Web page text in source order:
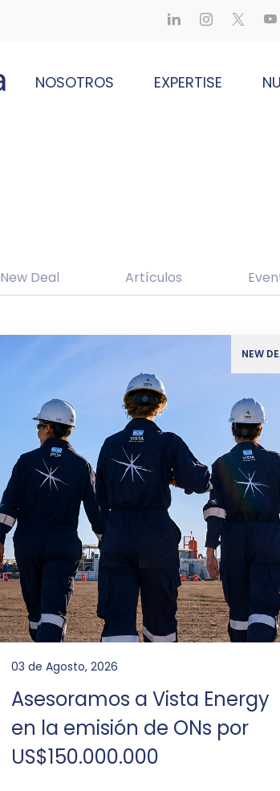
NOSOTROS EXPERTISE
New Deal Artículos
NEW
03 de Agosto, 2026
Asesoramos a Vista Energy
en la emisión de ONs por
US$150.000.000